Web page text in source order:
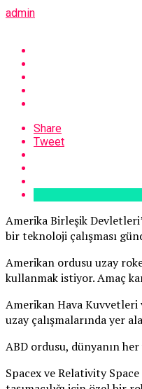
admin
Share
Tweet
Amerika Birleşik
bir teknoloji çalışması
Amerikan ordusu uzay
kullanmak istiyor. Amaç
Amerikan Hava
uzay çalışmalarında yer
ABD ordusu, dünyanın
Spacex ve Relativity